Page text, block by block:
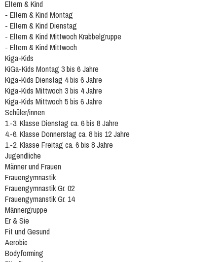
Eltern & Kind
- Eltern & Kind Montag
- Eltern & Kind Dienstag
- Eltern & Kind Mittwoch Krabbelgruppe
- Eltern & Kind Mittwoch
Kiga-Kids
KiGa-Kids Montag 3 bis 6 Jahre
Kiga-Kids Dienstag 4 bis 6 Jahre
Kiga-Kids Mittwoch 3 bis 4 Jahre
Kiga-Kids Mittwoch 5 bis 6 Jahre
Schüler/innen
1.-3. Klasse Dienstag ca. 6 bis 8 Jahre
4.-6. Klasse Donnerstag ca. 8 bis 12 Jahre
1.-2. Klasse Freitag ca. 6 bis 8 Jahre
Jugendliche
Männer und Frauen
Frauengymnastik
Frauengymnastik Gr. 02
Frauengymanstik Gr. 14
Männergruppe
Er & Sie
Fit und Gesund
Aerobic
Bodyforming